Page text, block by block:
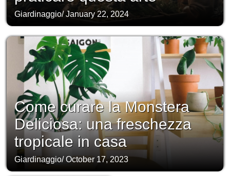
Giardinaggio/January 22, 2024
Come curare la Monstera
Deliciosa: una freschezza
tropicale in casa
Giardinaggio/October 17, 2023